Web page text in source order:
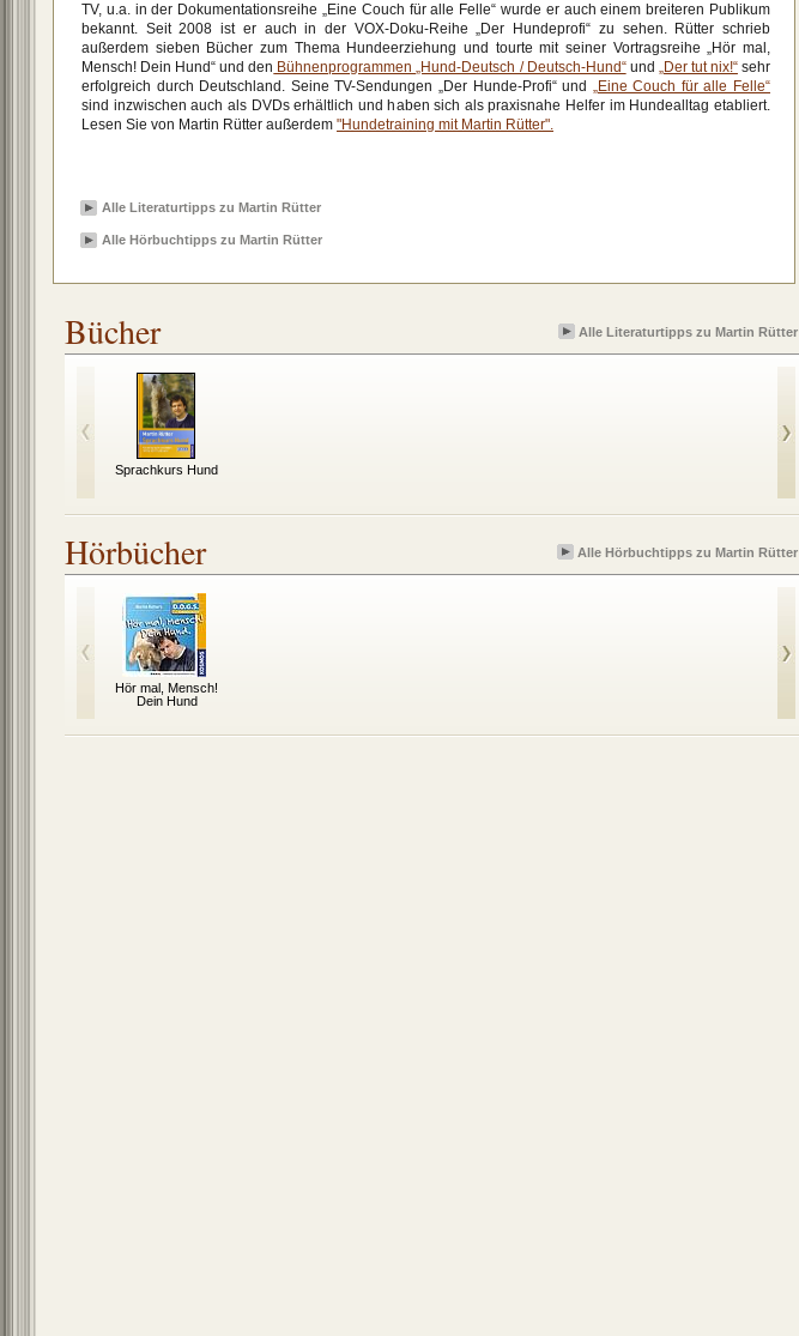
TV, u.a. in der Dokumentationsreihe „Eine Couch für alle Felle“ wurde er auch einem breiteren Publikum
bekannt. Seit 2008 ist er auch in der VOX-Doku-Reihe „Der Hundeprofi“ zu sehen. Rütter schrieb
außerdem sieben Bücher zum Thema Hundeerziehung und tourte mit seiner Vortragsreihe „Hör mal,
Mensch! Dein Hund“ und den Bühnenprogrammen „Hund-Deutsch / Deutsch-Hund“und „Der tut nix!“sehr
erfolgreich durch Deutschland. Seine TV-Sendungen „Der Hunde-Profi“ und „Eine Couch für alle Felle“
sind inzwischen auch als DVDs erhältlich und haben sich als praxisnahe Helfer im Hundealltag etabliert.
Lesen Sie von Martin Rütter außerdem "Hundetraining mit Martin Rütter".
Alle Literaturtipps zu Martin Rütter
Alle Hörbuchtipps zu Martin Rütter
Bücher Alle Literaturtipps zu Martin Rütter
Sprachkurs Hund
Hörbücher Alle Hörbuchtipps zu Martin Rütter
Hör mal, Mensch!
Dein Hund